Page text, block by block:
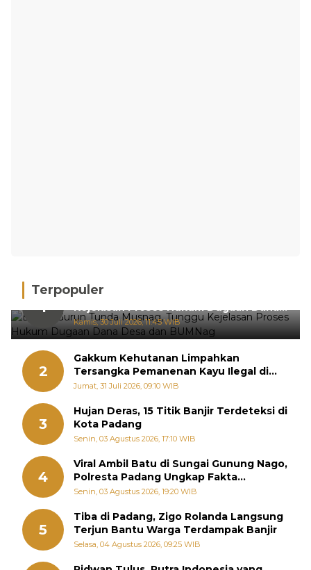
Terpopuler
1
BPRN Gurun Tunda Musnag, Tunggu
Kejelasan Proses Hukum Dugaan Dana
Desa dan BUMNag
Kamis, 30 Juli 2026, 11:45 WIB
2
Gakkum Kehutanan Limpahkan
Tersangka Pemanenan Kayu Ilegal di
Sariak Bayang ke Kejari Solok
Jumat, 31 Juli 2026, 09:10 WIB
3
Hujan Deras, 15 Titik Banjir Terdeteksi di
Kota Padang
Senin, 03 Agustus 2026, 17:10 WIB
4
Viral Ambil Batu di Sungai Gunung Nago,
Polresta Padang Ungkap Fakta
Sebenarnya
Senin, 03 Agustus 2026, 19:20 WIB
5
Tiba di Padang, Zigo Rolanda Langsung
Terjun Bantu Warga Terdampak Banjir
Selasa, 04 Agustus 2026, 09:25 WIB